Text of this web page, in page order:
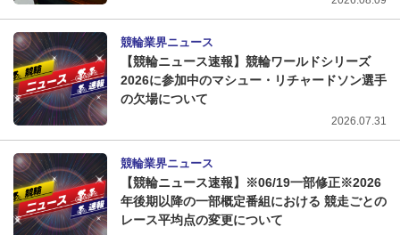
競輪業界ニュース
【競輪ニュース速報】競輪ワールドシリーズ
2026に参加中のマシュー・リチャードソン選手
の欠場について
2026.07.31
競輪業界ニュース
【競輪ニュース速報】※06/19一部修正※2026
年後期以降の一部概定番組における 競走ごとの
レース平均点の変更について